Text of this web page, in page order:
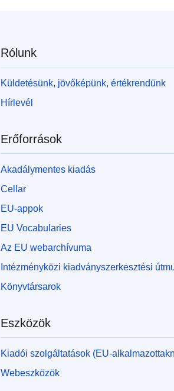
Rólunk
Küldetésünk, jövőképünk, értékrendünk
Hírlevél
Erőforrások
Akadálymentes kiadás
Cellar
EU-appok
EU Vocabularies
Az EU webarchívuma
Intézményközi kiadványszerkesztési
Könyvtársarok
Eszközök
Kiadói szolgáltatások (EU-
Webeszközök